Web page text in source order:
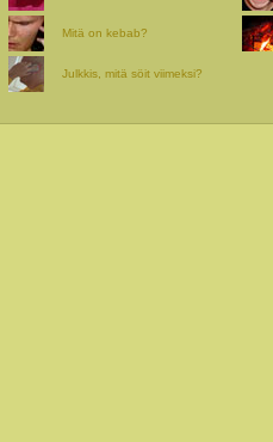
Mitä on kebab?
Julkkis, mitä söit viimeksi?